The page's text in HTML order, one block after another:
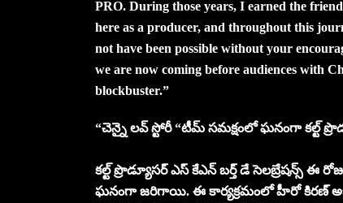
PRO. During those years, I earned the
here as a producer, and throughout this
not have been possible without your
we are now coming before audiences with
blockbuster.”
“చెన్నై లవ్ స్టోరీ “టీమ్ సమక్షంలో ఘనంగా కల్ట్
కల్ట్ ప్రొడ్యూసర్ ఎస్ కేఎన్ బర్త్ డే సెలబ్రేషన్స్
ఘనంగా జరిగాయి. ఈ కార్యక్రమంలో హీరో కిరణ్